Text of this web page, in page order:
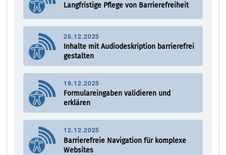
Langfristige Pflege von Barrierefreiheit
26.12.2025
Inhalte mit Audiodeskription barrierefrei
gestalten
19.12.2025
Formulareingaben validieren und
erklären
12.12.2025
Barrierefreie Navigation für komplexe
Websites